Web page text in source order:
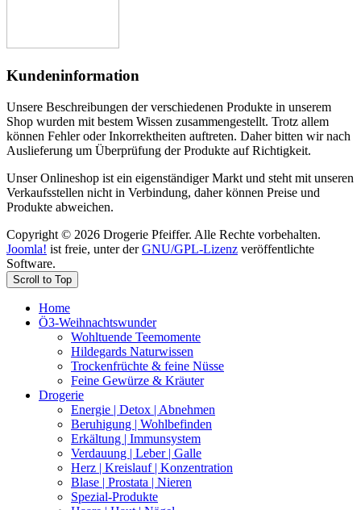
Kundeninformation
Unsere Beschreibungen der verschiedenen Produkte in unserem
Shop wurden mit bestem Wissen zusammengestellt. Trotz allem
können Fehler oder Inkorrektheiten auftreten. Daher bitten wir nach
Auslieferung um Überprüfung der Produkte auf Richtigkeit.
Unser Onlineshop ist ein eigenständiger Markt und steht mit unseren
Verkaufsstellen nicht in Verbindung, daher können Preise und
Produkte abweichen.
Copyright © 2026 Drogerie Pfeiffer. Alle Rechte vorbehalten.
Joomla! ist freie, unter derGNU/GPL-Lizenz veröffentlichte
Software.
Scroll to Top
Home
Ö3-Weihnachtswunder
Wohltuende Teemomente
Hildegards Naturwissen
Trockenfrüchte & feine Nüsse
Feine Gewürze & Kräuter
Drogerie
Energie | Detox | Abnehmen
Beruhigung | Wohlbefinden
Erkältung | Immunsystem
Verdauung | Leber | Galle
Herz | Kreislauf | Konzentration
Blase | Prostata | Nieren
Spezial-Produkte